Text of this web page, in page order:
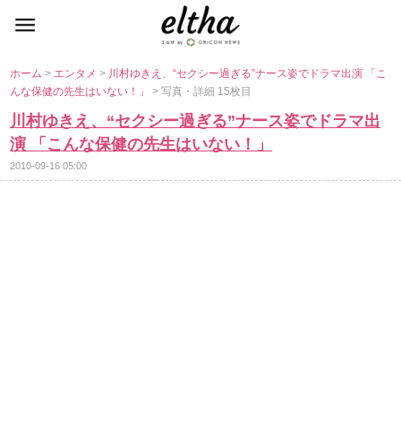
ホーム> エンタメ> 川村ゆきえ、“セクシー過ぎる”ナース姿でドラマ出演 「こ
んな保健の先生はいない！」> 写真・詳細 15枚目
川村ゆきえ、“セクシー過ぎる”ナース姿でドラマ出
演 「こんな保健の先生はいない！」
2010-09-16 05:00